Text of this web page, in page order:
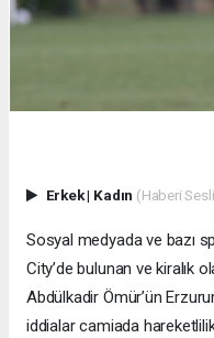
Erkek| Kadın (Haberi
Sosyal medyada ve bazı
City’de bulunan ve kiralık
Abdülkadir Ömür’ün
iddialar camiada